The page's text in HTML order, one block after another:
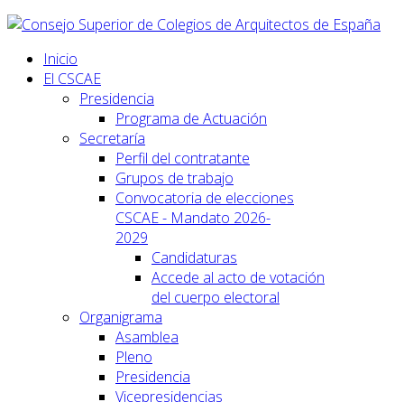
Inicio
El CSCAE
Presidencia
Programa de Actuación
Secretaría
Perfil del contratante
Grupos de trabajo
Convocatoria de elecciones
CSCAE - Mandato 2026-
2029
Candidaturas
Accede al acto de votación
del cuerpo electoral
Organigrama
Asamblea
Pleno
Presidencia
Vicepresidencias